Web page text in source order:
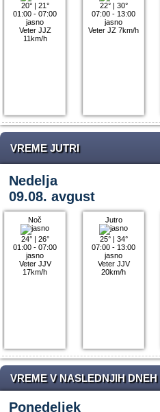
20°| 21°
01:00 - 07:00
jasno
Veter JJZ
11km/h
22°| 30°
07:00 - 13:00
jasno
Veter JZ 7km/h
VREME JUTRI
Nedelja
09.08. avgust
Noč
24°| 26°
01:00 - 07:00
jasno
Veter JJV
17km/h
Jutro
25°| 34°
07:00 - 13:00
jasno
Veter JJV
20km/h
VREME V NASLEDNJIH DNEH
Ponedeljek